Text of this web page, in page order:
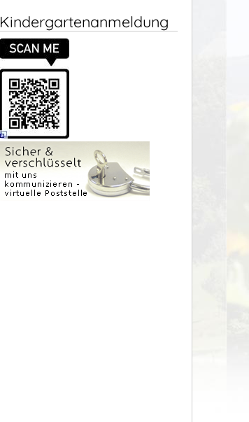
Kindergartenanmeldung